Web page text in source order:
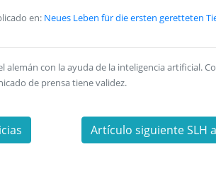
en: Neues Leben für die ersten geretteten
alemán con la ayuda de la inteligencia artificial.
de prensa tiene validez.
Artículo siguiente SLH